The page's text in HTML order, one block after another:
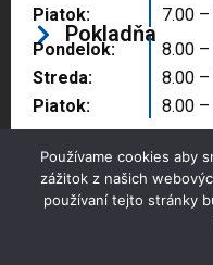
Piatok:
7.00
Pokladňa
Pondelok:
Streda:
Piatok:
8.00 –
8.00 –
8.00
Copyright © 2025
Používame cookies aby
zážitok z našich
používaní tejto stránky